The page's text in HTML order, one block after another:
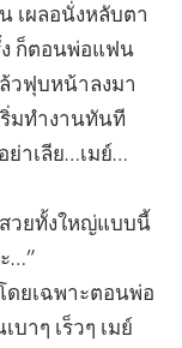
เผลอนั่งหลับตา
ง ก็ตอนพ่อแฟน
วฟุบหน้าลงมา
มทำงานทันที
าเลีย…เมย์…
วยทั้งใหญ่แบบนี้
…”
ดยเฉพาะตอนพ่อ
าๆ เร็วๆ เมย์